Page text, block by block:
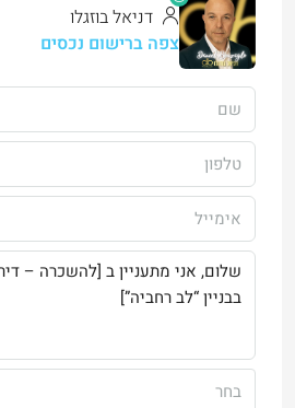
דניאל בוזגלו
צפה ברישום נכסים
בחר